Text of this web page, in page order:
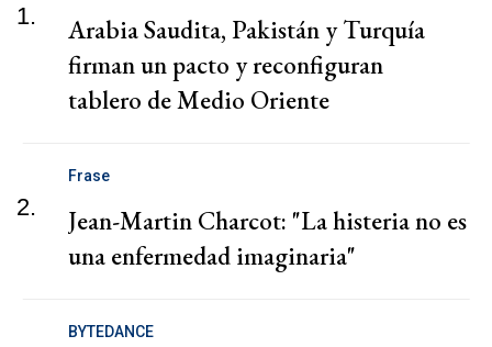
1.
Arabia Saudita, Pakistán y Turquía
firman un pacto y reconfiguran
tablero de Medio Oriente
2.
Frase
Jean-Martin Charcot: "La histeria no es
una enfermedad imaginaria"
BYTEDANCE